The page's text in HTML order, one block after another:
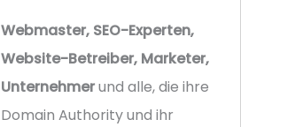
Webmaster, SEO-Experten,
Website-Betreiber, Marketer,
Unternehmerund alle, die ihre
Domain Authority und ihr